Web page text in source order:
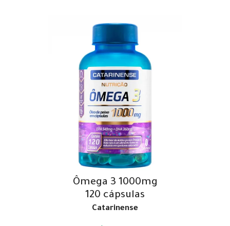
Ômega 3 1000mg
120 cápsulas
Catarinense